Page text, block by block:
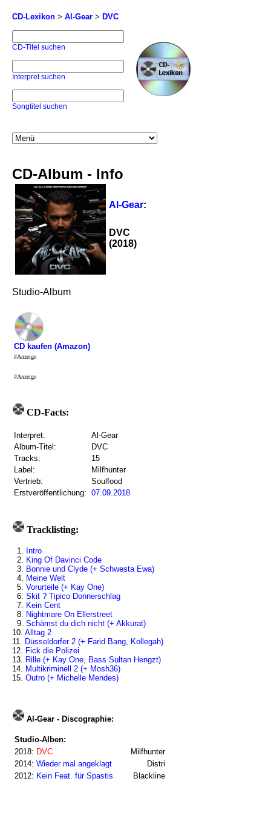
CD-Lexikon > Al-Gear > DVC
CD-Titel suchen
Interpret suchen
Songtitel suchen
CD-Album - Info
Al-Gear:
DVC
(2018)
Studio-Album
CD kaufen (Amazon)
#Anzeige
#Anzeige
CD-Facts:
Interpret:
Al-Gear
Album-Titel:
DVC
Tracks:
15
Label:
Milfhunter
Vertrieb:
Soulfood
Erstveröffentlichung: 07.09.2018
Tracklisting:
1. Intro
2. King Of Davinci Code
3. Bonnie und Clyde (+ Schwesta Ewa)
4. Meine Welt
5. Vorurteile (+ Kay One)
6. Skit ? Tipico Donnerschlag
7. Kein Cent
8. Nightmare On Ellerstreet
9. Schämst du dich nicht (+ Akkurat)
10. Alltag 2
11. Düsseldorfer 2 (+ Farid Bang, Kollegah)
12. Fick die Polizei
13. Rille (+ Kay One, Bass Sultan Hengzt)
14. Multikriminell 2 (+ Mosh36)
15. Outro (+ Michelle Mendes)
Al-Gear - Discographie:
Studio-Alben:
2018: DVC
Milfhunter
2014: Wieder mal angeklagt
Distri
2012: Kein Feat. für Spastis Blackline